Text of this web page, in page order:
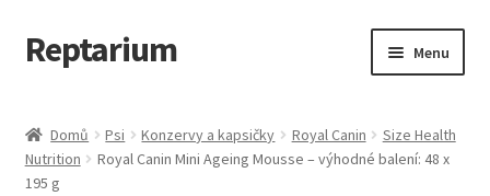
Přeskočit
na
Přejít
k
webu
Reptarium Menu
Košík
Domů Psi Konzervy a kapsičky Royal Canin
Size Health
Nutrition
Royal Canin Mini Ageing Mousse – výhodné balení: 48 x
195 g